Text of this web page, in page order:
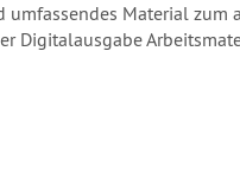
umfassendes Material zum
Digitalausgabe